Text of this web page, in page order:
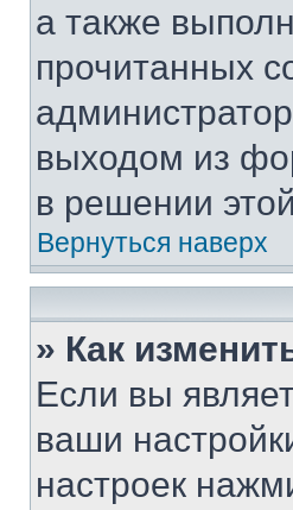
а также
прочитанных
выходом из
в решении
Вернуться наверх
» Как
Если вы
ваши
настроек